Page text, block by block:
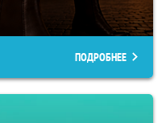
ПОДРОБНЕЕ